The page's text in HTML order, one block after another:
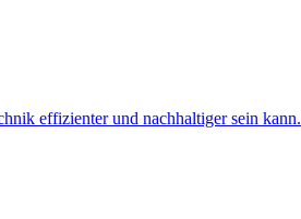
effizienter und nachhaltiger sein kann.